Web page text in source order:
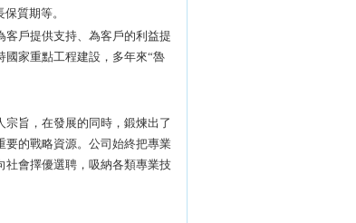
質期等。
戶提供支持、為客戶的利益提
家重點工程建設，多年來“魯
旨，在發展的同時，鍛煉出了
要的戰略資源。公司始終把專業
社會擇優選聘，吸納各類專業技